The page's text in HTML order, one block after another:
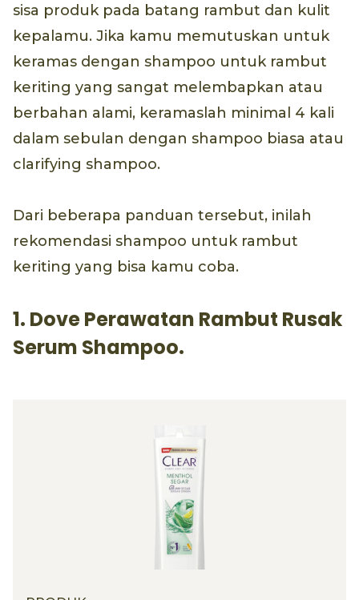
sisa produk pada batang rambut dan kulit
kepalamu. Jika kamu memutuskan untuk
keramas dengan shampoo untuk rambut
keriting yang sangat melembapkan atau
berbahan alami, keramaslah minimal 4 kali
dalam sebulan dengan shampoo biasa atau
clarifying shampoo.
Dari beberapa panduan tersebut, inilah
rekomendasi shampoo untuk rambut
keriting yang bisa kamu coba.
1. Dove Perawatan Rambut Rusak
Serum Shampoo.